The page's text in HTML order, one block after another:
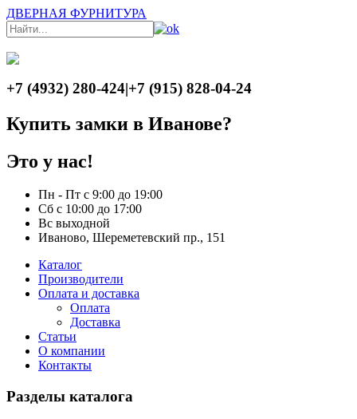
ДВЕРНАЯ ФУРНИТУРА
+7 (4932) 280-424|+7 (915) 828-04-24
Купить замки в Иванове?
Это у нас!
Пн - Пт с 9:00 до 19:00
Сб с 10:00 до 17:00
Вс выходной
Иваново, Шереметевский пр., 151
Каталог
Производители
Оплата и доставка
Оплата
Доставка
Статьи
О компании
Контакты
Разделы каталога